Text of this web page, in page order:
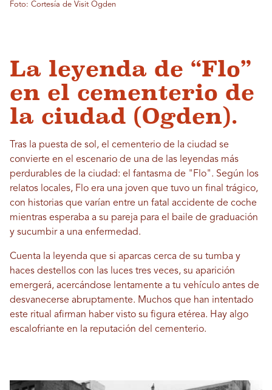
Foto: Cortesía de Visit Ogden
La leyenda de “Flo”
en el cementerio de
la ciudad (Ogden).
Tras la puesta de sol, el cementerio de la ciudad se
convierte en el escenario de una de las leyendas más
perdurables de la ciudad: el fantasma de "Flo". Según los
relatos locales, Flo era una joven que tuvo un final trágico,
con historias que varían entre un fatal accidente de coche
mientras esperaba a su pareja para el baile de graduación
y sucumbir a una enfermedad.
Cuenta la leyenda que si aparcas cerca de su tumba y
haces destellos con las luces tres veces, su aparición
emergerá, acercándose lentamente a tu vehículo antes de
desvanecerse abruptamente. Muchos que han intentado
este ritual afirman haber visto su figura etérea. Hay algo
escalofriante en la reputación del cementerio.